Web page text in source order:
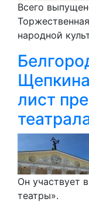
Всего
народной
лист
Он участвует
театры».